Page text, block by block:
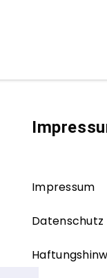
Impressum
Datenschutz